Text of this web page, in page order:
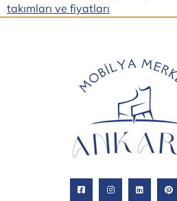
takımları ve fiyatları